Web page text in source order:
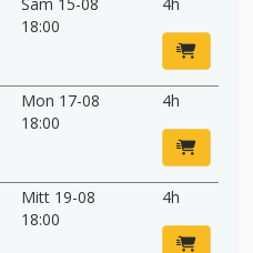
18:00
Mon 17-08
18:00
4h
Mitt 19-08
18:00
4h